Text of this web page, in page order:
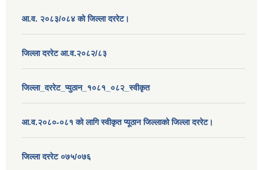
आ.व. २०८३/०८४ को जिल्ला दररेट।
जिल्ला दररेट आ.व.२०८२/८३
जिल्ला_दररेट_प्युठान_१०८१_०८२_स्वीकृत
आ.व.२०८०-०८१ को लागि स्वीकृत प्यूठान जिल्लाको जिल्ला दररेट।
जिल्ला दररेट ०७५/०७६